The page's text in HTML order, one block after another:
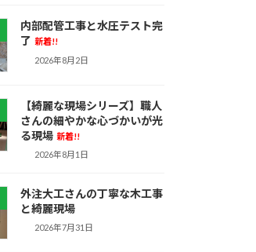
内部配管工事と水圧テスト完
了 新着!!
2026年8月2日
【綺麗な現場シリーズ】職人
さんの細やかな心づかいが光
る現場 新着!!
2026年8月1日
外注大工さんの丁寧な木工事
と綺麗現場
2026年7月31日